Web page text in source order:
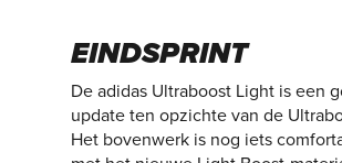
EINDSPRINT
De adidas Ultraboost Light is een
update ten opzichte van de
Het bovenwerk is nog iets